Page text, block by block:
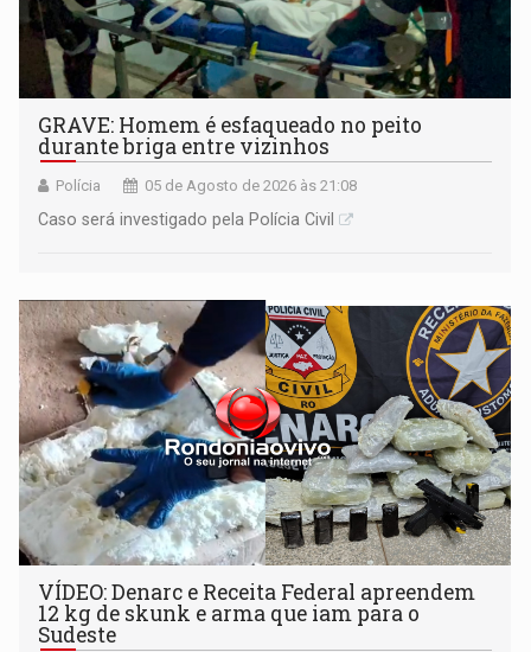
GRAVE: Homem é esfaqueado no peito
durante briga entre vizinhos
Polícia 05 de Agosto de 2026 às 21:08
Caso será investigado pela Polícia Civil
VÍDEO: Denarc e Receita Federal apreendem
12 kg de skunk e arma que iam para o
Sudeste